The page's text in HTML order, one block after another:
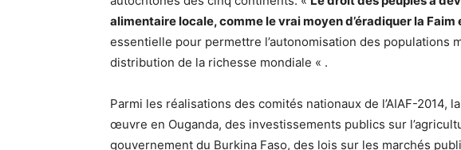
alimentaire locale, comme le vrai moyen d’éradiquer la
essentielle pour permettre l’autonomisation des populations
distribution de la richesse mondiale « .
Parmi les réalisations des comités nationaux de l’AIAF-2014,
œuvre en Ouganda, des investissements publics sur
gouvernement du Burkina Faso, des lois sur les marchés